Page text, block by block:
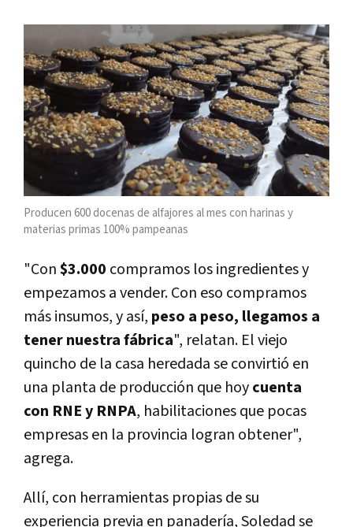
Producen 600 docenas de alfajores al mes con harinas y
materias primas 100% pampeanas
"Con$3.000 compramos los ingredientes y
empezamos a vender. Con eso compramos
más insumos, y así, peso a peso, llegamos a
tener nuestra fábrica", relatan. El viejo
quincho de la casa heredada se convirtió en
una planta de producción que hoycuenta
con RNE y RNPA, habilitaciones que pocas
empresas en la provincia logran obtener",
agrega.
Allí, con herramientas propias de su
experiencia previa en panadería, Soledad se